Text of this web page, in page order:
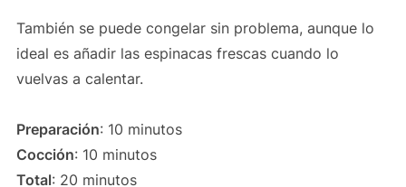
También se puede congelar sin problema, aunque lo
ideal es añadir las espinacas frescas cuando lo
vuelvas a calentar.
Preparación: 10 minutos
Cocción: 10 minutos
Total: 20 minutos